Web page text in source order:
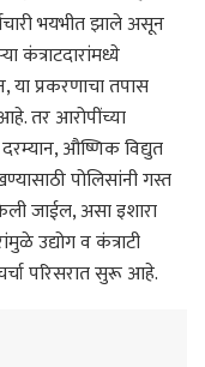
भयभीत झाले असून
कंत्राटदारांमध्ये
या प्रकरणाचा तपास
तर आरोपींच्या
औष्णिक विद्युत
पोलिसांनी गस्त
जाईल, असा इशारा
उद्योग व कंत्राटी
परिसरात सुरू आहे.